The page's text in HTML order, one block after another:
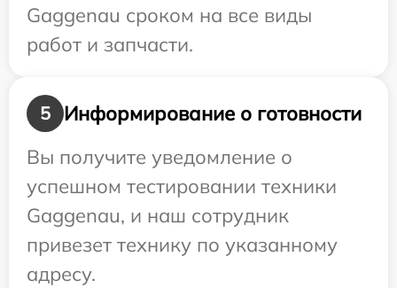
Gaggenau сроком на все виды
работ и запчасти.
5
Информирование о готовности
Вы получите уведомление о
успешном тестировании техники
Gaggenau, и наш сотрудник
привезет технику по указанному
адресу.